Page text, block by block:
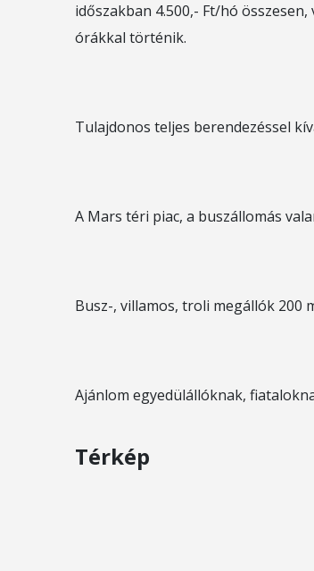
időszakban 4.500,- Ft/hó
órákkal történik.
Tulajdonos teljes berendezéssel
A Mars téri piac, a buszállomás
Busz-, villamos, troli megállók 200
Ajánlom egyedülállóknak,
Térkép